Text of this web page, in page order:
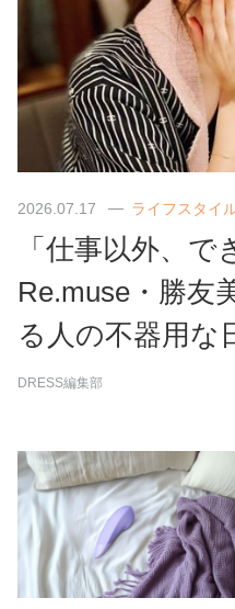
2026.07.17 ライフスタイ
「仕事以外、で
Re.muse・勝友
る人の不器用な
DRESS編集部